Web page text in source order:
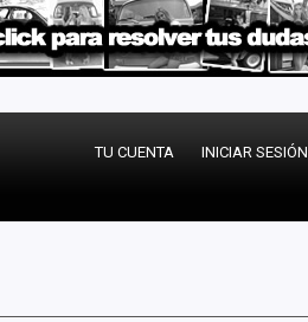
TU CUENTA INICIAR SESIÓN